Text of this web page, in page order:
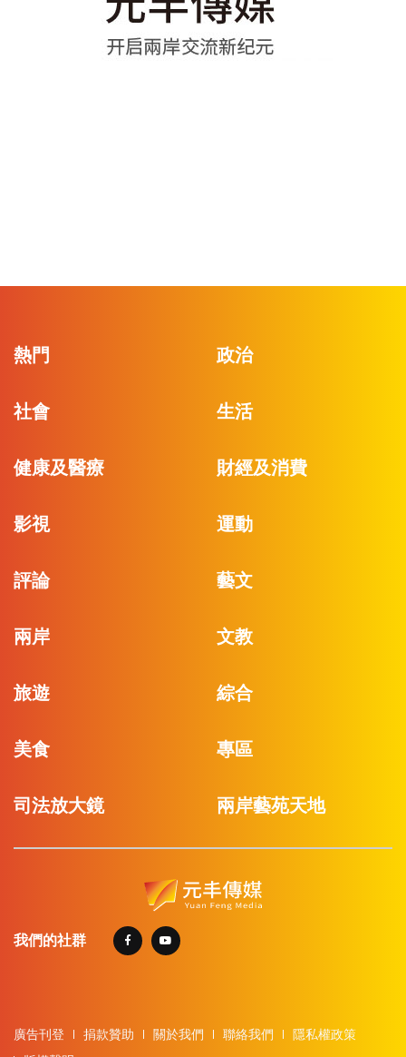
熱門 政治
社會 生活
健康及醫療 財經及消費
影視 運動
評論 藝文
兩岸 文教
旅遊 綜合
美食 專區
司法放大鏡 兩岸藝苑天地
我們的社群
廣告刊登 捐款贊助 關於我們 聯絡我們
隱私權政策